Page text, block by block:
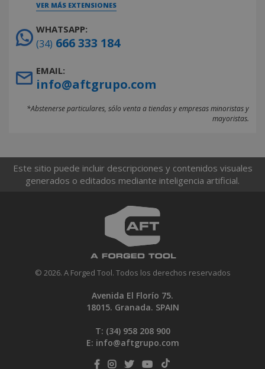
VER MÁS EXTENSIONES
WHATSAPP:
(34) 666 333 184
EMAIL:
info@aftgrupo.com
*Abstenerse particulares, sólo venta a tiendas y empresas minoristas y
mayoristas.
Este sitio puede incluir descripciones y contenidos visuales
generados o editados mediante inteligencia artificial.
© 2026. A Forged Tool. Todos los derechos reservados
Avenida El Florío 75.
18015. Granada. SPAIN
T: (34) 958 208 900
E: info@aftgrupo.com